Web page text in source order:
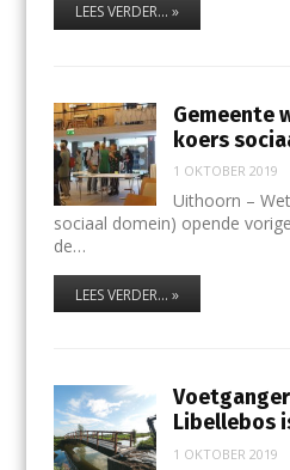
LEES VERDER... »
Gemeente
koers
1 OKTOBER 2019
Uithoorn –
sociaal domein) opende
de…
LEES VERDER... »
Libellebos
1 OKTOBER 2019